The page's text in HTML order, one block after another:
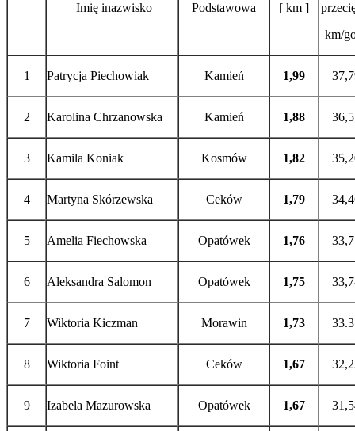
Imię inazwisko
Podstawowa
[ km ]
km/
1 Patrycja Piechowiak Kamień 1,99
2 Karolina Chrzanowska Kamień 1,88
3 Kamila Koniak Kosmów 1,82
4 Martyna Skórzewska Ceków 1,79
5 Amelia Fiechowska Opatówek 1,76
6 Aleksandra Salomon Opatówek 1,75
7 Wiktoria Kiczman Morawin 1,73
8 Wiktoria Foint Ceków 1,67
9 Izabela Mazurowska Opatówek 1,67